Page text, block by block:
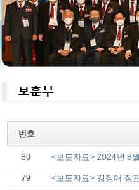
번호
80 <보도자료> 2024년 8
79 <보도자료> 강정애 장